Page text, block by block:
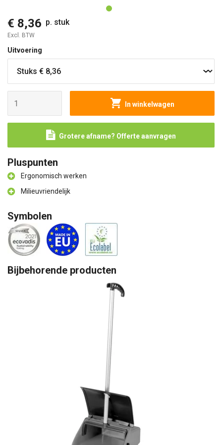
€ 8,36 p. stuk
Excl. BTW
Uitvoering
In winkelwagen
Grotere afname? Offerte aanvragen
Pluspunten
Ergonomisch werken
Milieuvriendelijk
Symbolen
Bijbehorende producten